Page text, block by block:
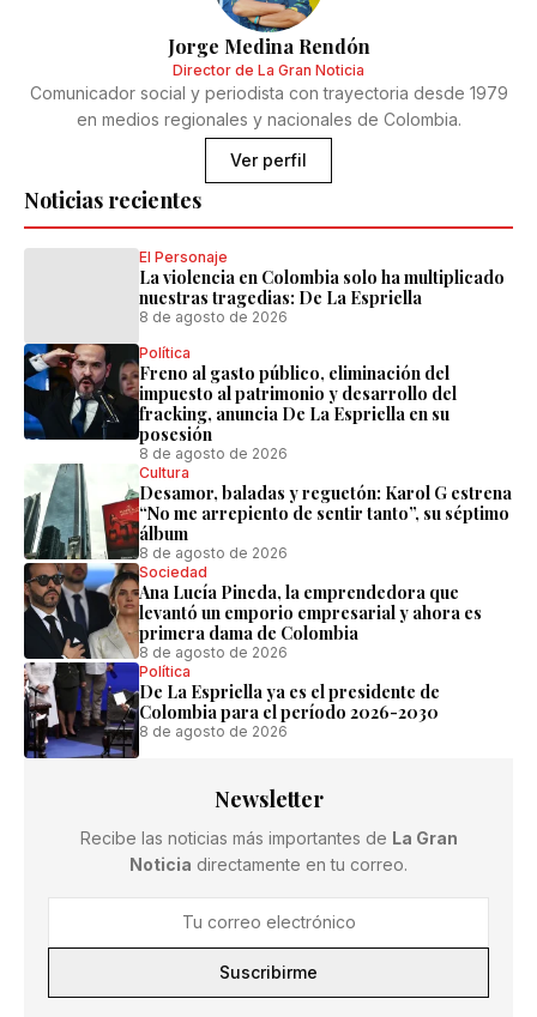
Noticias recientes
El Personaje
La violencia en Colombia solo ha multiplicado
nuestras tragedias: De La Espriella
8 de agosto de 2026
Política
Freno al gasto público, eliminación del
impuesto al patrimonio y desarrollo del
fracking, anuncia De La Espriella en su
posesión
8 de agosto de 2026
Cultura
Desamor, baladas y reguetón: Karol G estrena
“No me arrepiento de sentir tanto”, su séptimo
álbum
8 de agosto de 2026
Sociedad
Ana Lucía Pineda, la emprendedora que
levantó un emporio empresarial y ahora es
primera dama de Colombia
8 de agosto de 2026
Política
De La Espriella ya es el presidente de
Colombia para el período 2026-2030
8 de agosto de 2026
Jorge Medina Rendón
Director de La Gran Noticia
Comunicador social y periodista con trayectoria desde 1979
en medios regionales y nacionales de Colombia.
Ver perfil
Newsletter
Recibe las noticias más importantes de La Gran
Noticia directamente en tu correo.
Suscribirme